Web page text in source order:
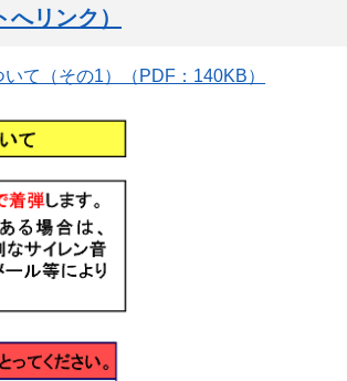
リンク）
て（その1）（PDF：140KB）